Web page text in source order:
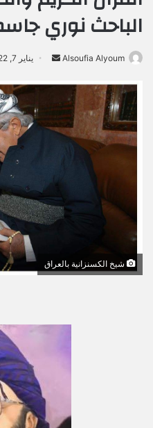
الباحث نوري
Alsoufia Alyoum
ب
إ
ل
ت
ر
ي
يناير 7, 2022
شيخ الكسنزانية بالعراق